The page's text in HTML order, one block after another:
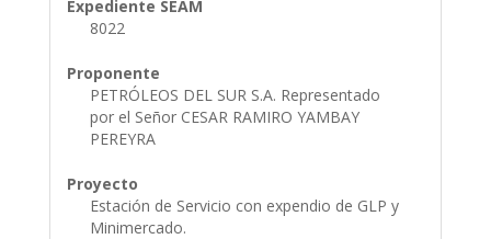
Expediente SEAM
8022
Proponente
PETRÓLEOS DEL SUR S.A. Representado
por el Señor CESAR RAMIRO YAMBAY
PEREYRA
Proyecto
Estación de Servicio con expendio de GLP y
Minimercado.